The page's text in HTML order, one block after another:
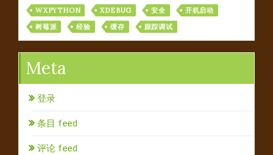
WXPYTHON
XDEBUG 安全
开机启动
树莓派
经验 缓存 跟踪调试
Meta
登录
条目 feed
评论 feed